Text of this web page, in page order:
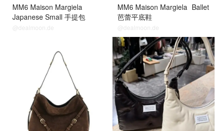
MM6 Maison Margiela
Japanese Small 手提包
@dealmoon.de
MM6 Maison Margiela Ballet
芭蕾平底鞋
@dealmoon.de